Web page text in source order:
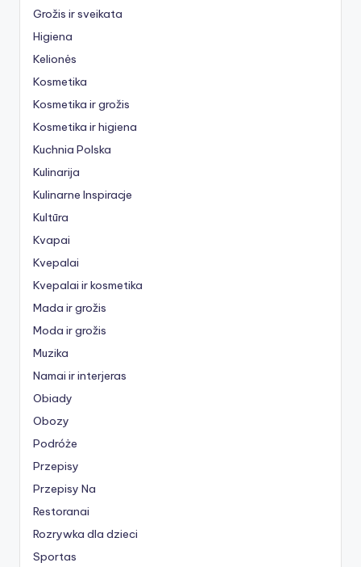
Grožis ir sveikata
Higiena
Kelionės
Kosmetika
Kosmetika ir grožis
Kosmetika ir higiena
Kuchnia Polska
Kulinarija
Kulinarne Inspiracje
Kultūra
Kvapai
Kvepalai
Kvepalai ir kosmetika
Mada ir grožis
Moda ir grožis
Muzika
Namai ir interjeras
Obiady
Obozy
Podróże
Przepisy
Przepisy Na
Restoranai
Rozrywka dla dzieci
Sportas